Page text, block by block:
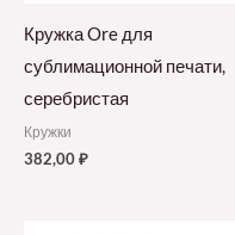
Кружка Ore для
сублимационной печати,
серебристая
Кружки
382,00₽